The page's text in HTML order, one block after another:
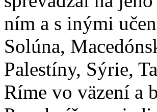
ním a s inými
Solúna,
Palestíny, Sýrie,
Ríme vo väzení a